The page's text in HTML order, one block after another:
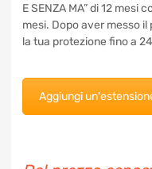
I nostri prodotti includono
SE E SENZA MA” di 12
a 24 mesi. Dopo aver
Aggiungi